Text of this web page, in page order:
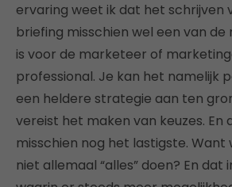
ervaring weet ik dat het schrijven
briefing misschien wel een van
is voor de marketeer of
professional. Je kan het namelijk
een heldere strategie aan ten
vereist het maken van keuzes. En
misschien nog het lastigste. Want
niet allemaal “alles” doen? En dat